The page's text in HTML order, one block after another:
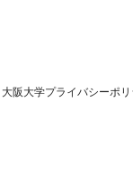
阪大学プライバシーポ